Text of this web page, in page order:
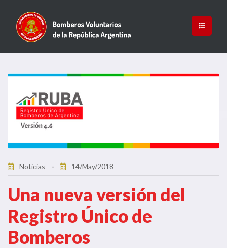
Noticias 14/May/2018
Una nueva versión del
Registro Único de
Bomberos